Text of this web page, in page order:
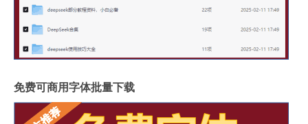
免费可商用字体批量下载